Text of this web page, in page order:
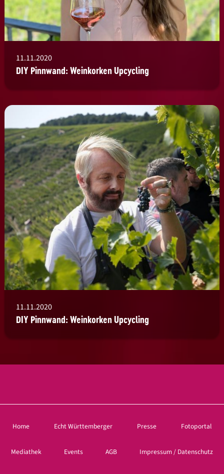
11.11.2020
DIY Pinnwand: Weinkorken Upcycling
11.11.2020
DIY Pinnwand: Weinkorken Upcycling
Home Echt Württemberger Presse Fotoportal
Mediathek Events AGB Impressum / Datenschutz